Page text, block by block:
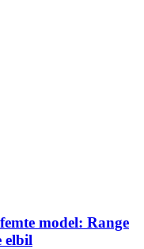
model: Range
elbil